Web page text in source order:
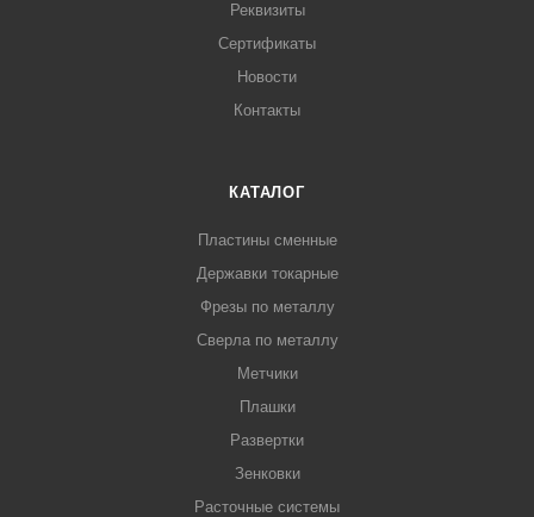
Реквизиты
Сертификаты
Новости
Контакты
КАТАЛОГ
Пластины сменные
Державки токарные
Фрезы по металлу
Сверла по металлу
Метчики
Плашки
Развертки
Зенковки
Расточные системы